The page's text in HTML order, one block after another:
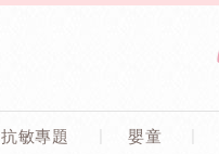
抗敏專題 嬰童